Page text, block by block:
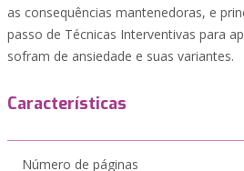
as consequências mantenedoras, e
passo de Técnicas Interventivas para
sofram de ansiedade e suas variantes.
Características
Número de páginas